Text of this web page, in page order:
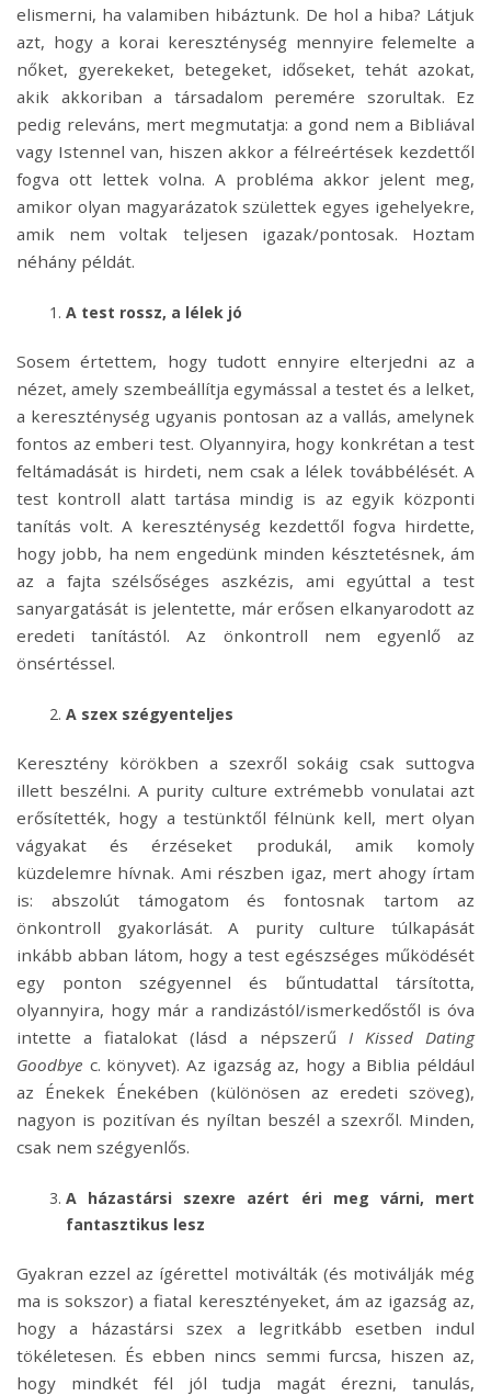
elismerni, ha valamiben hibáztunk. De hol a hiba? Látjuk
azt, hogy a korai kereszténység mennyire felemelte a
nőket, gyerekeket, betegeket, időseket, tehát azokat,
akik akkoriban a társadalom peremére szorultak. Ez
pedig releváns, mert megmutatja: a gond nem a Bibliával
vagy Istennel van, hiszen akkor a félreértések kezdettől
fogva ott lettek volna. A probléma akkor jelent meg,
amikor olyan magyarázatok születtek egyes igehelyekre,
amik nem voltak teljesen igazak/pontosak. Hoztam
néhány példát.
A test rossz, a lélek jó
Sosem értettem, hogy tudott ennyire elterjedni az a
nézet, amely szembeállítja egymással a testet és a lelket,
a kereszténység ugyanis pontosan az a vallás, amelynek
fontos az emberi test. Olyannyira, hogy konkrétan a test
feltámadását is hirdeti, nem csak a lélek továbbélését. A
test kontroll alatt tartása mindig is az egyik központi
tanítás volt. A kereszténység kezdettől fogva hirdette,
hogy jobb, ha nem engedünk minden késztetésnek, ám
az a fajta szélsőséges aszkézis, ami egyúttal a test
sanyargatását is jelentette, már erősen elkanyarodott az
eredeti tanítástól. Az önkontroll nem egyenlő az
önsértéssel.
A szex szégyenteljes
Keresztény körökben a szexről sokáig csak suttogva
illett beszélni. A purity culture extrémebb vonulatai azt
erősítették, hogy a testünktől félnünk kell, mert olyan
vágyakat és érzéseket produkál, amik komoly
küzdelemre hívnak. Ami részben igaz, mert ahogy írtam
is: abszolút támogatom és fontosnak tartom az
önkontroll gyakorlását. A purity culture túlkapását
inkább abban látom, hogy a test egészséges működését
egy ponton szégyennel és bűntudattal társította,
olyannyira, hogy már a randizástól/ismerkedőstől is óva
intette a fiatalokat (lásd a népszerű I Kissed Dating
Goodbye c. könyvet). Az igazság az, hogy a Biblia például
az Énekek Énekében (különösen az eredeti szöveg),
nagyon is pozitívan és nyíltan beszél a szexről. Minden,
csak nem szégyenlős.
A házastársi szexre azért éri meg várni, mert
fantasztikus lesz
Gyakran ezzel az ígérettel motiválták (és motiválják még
ma is sokszor) a fiatal keresztényeket, ám az igazság az,
hogy a házastársi szex a legritkább esetben indul
tökéletesen. És ebben nincs semmi furcsa, hiszen az,
hogy mindkét fél jól tudja magát érezni, tanulás,